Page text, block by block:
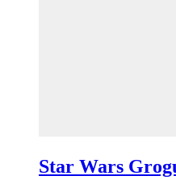
Star Wars